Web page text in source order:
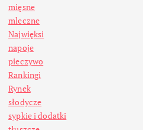
mięsne
mleczne
Najwięksi
napoje
pieczywo
Rankingi
Rynek
słodycze
sypkie i dodatki